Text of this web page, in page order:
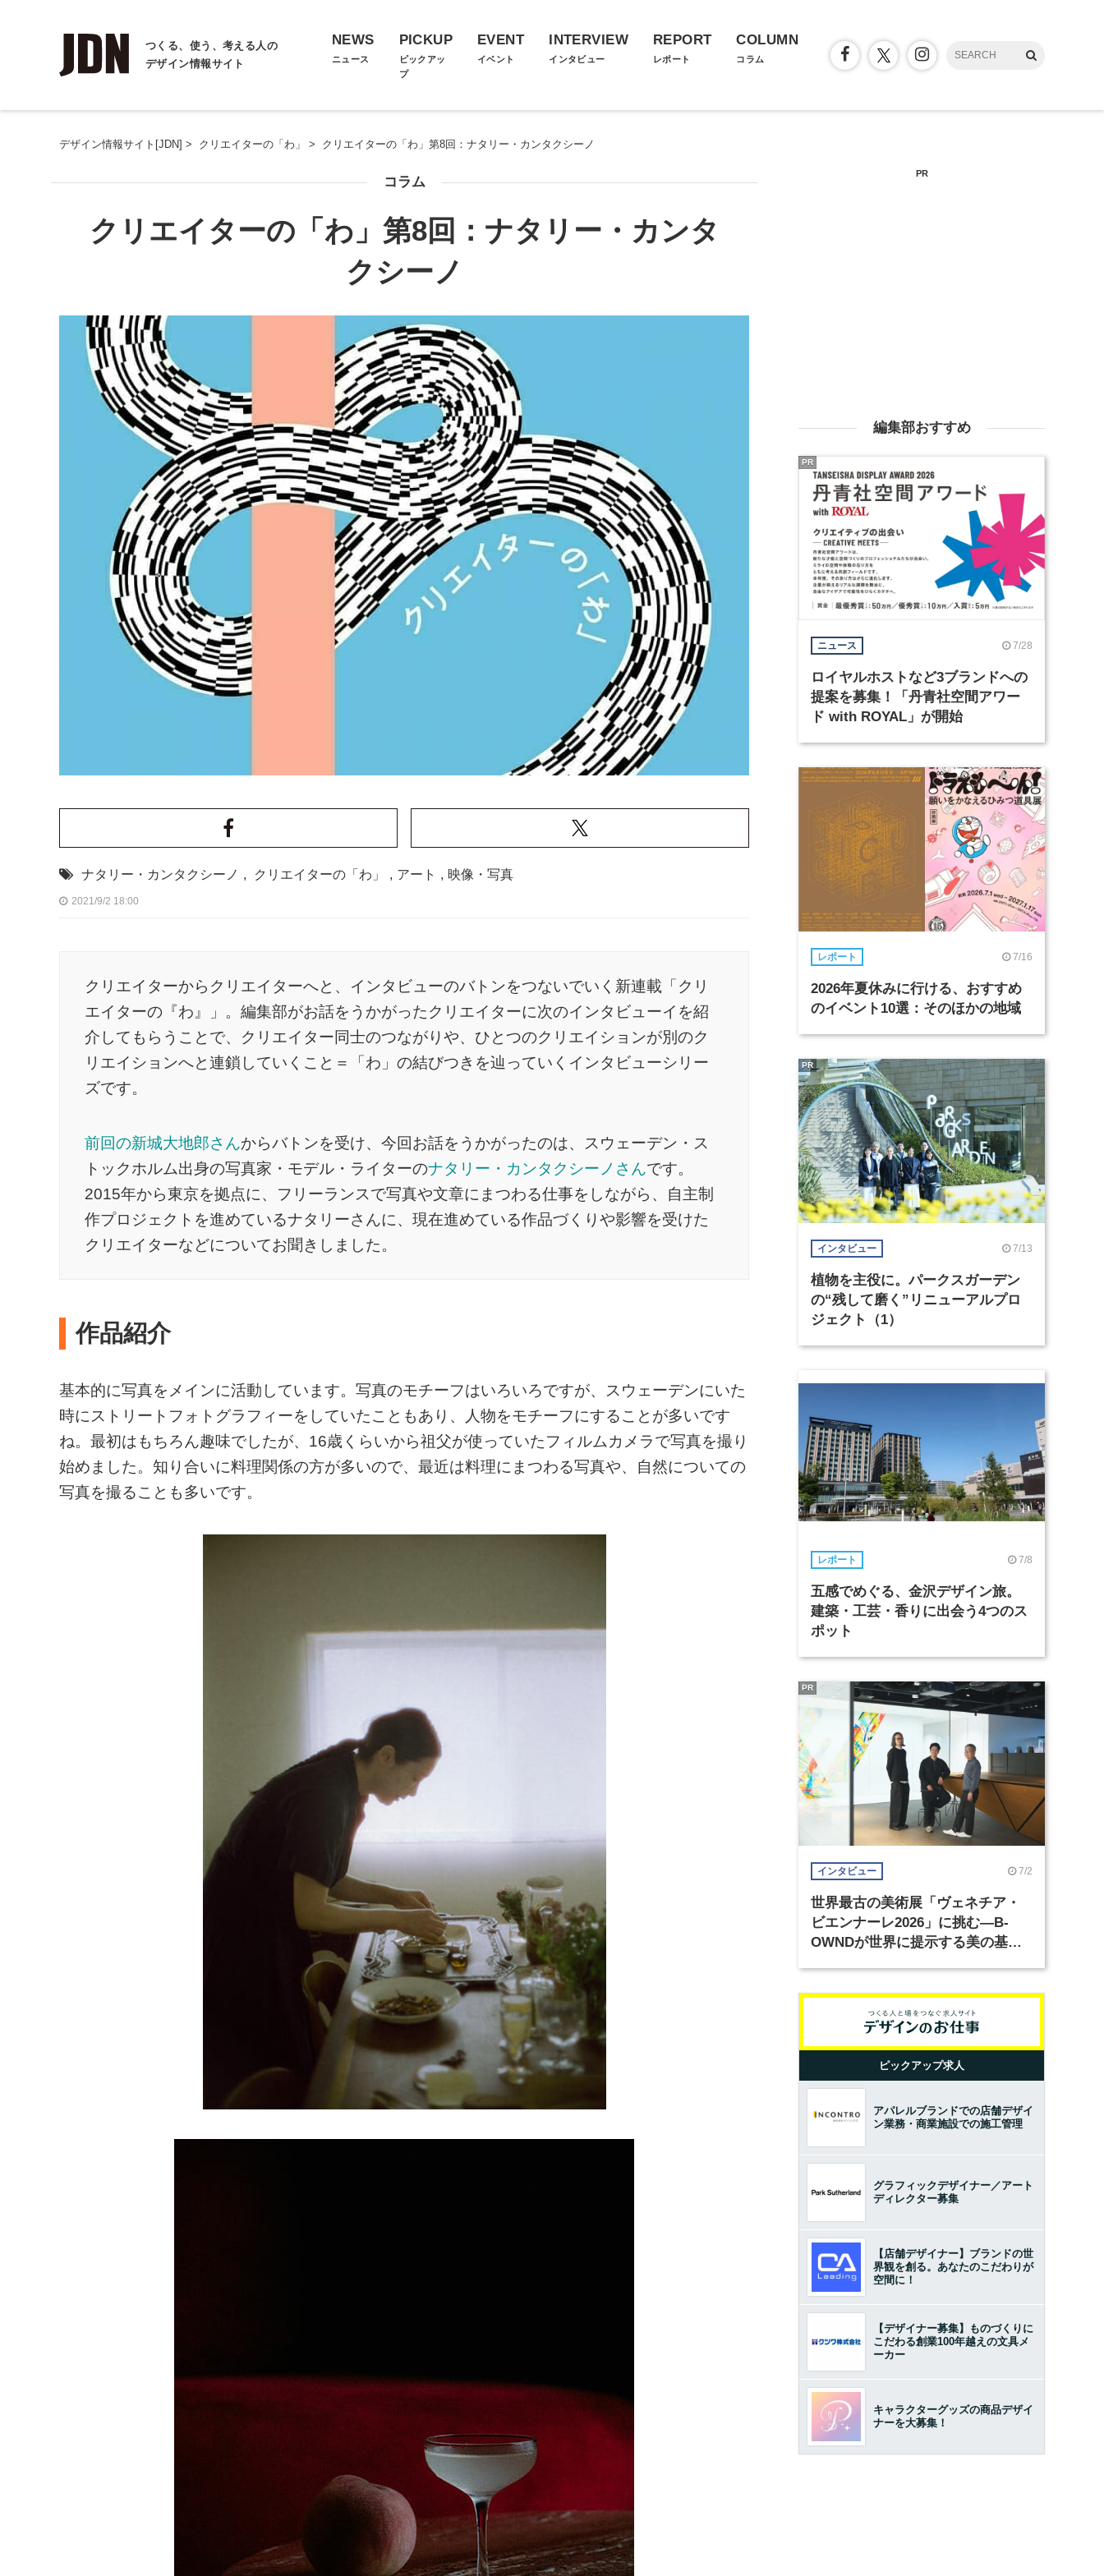
つくる、使う、考える人の
デザイン情報サイト
NEWS
ニュース
PICKUP
ピックアッ
プ
EVENT
イベント
INTERVIEW
インタビュー
REPORT
レポート
COLUMN
コラム
デザイン情報サイト[JDN] > クリエイターの「わ」 > クリエイターの「わ」第8回：ナタリー・カンタクシーノ
コラム
クリエイターの「わ」第8回：ナタリー・カンタ
クシーノ
ナタリー・カンタクシーノ , クリエイターの「わ」 , アート , 映像・写真
2021/9/2 18:00
クリエイターからクリエイターへと、インタビューのバトンをつないでいく新連載「クリ
エイターの『わ』」。編集部がお話をうかがったクリエイターに次のインタビューイを紹
介してもらうことで、クリエイター同士のつながりや、ひとつのクリエイションが別のク
リエイションへと連鎖していくこと＝「わ」の結びつきを辿っていくインタビューシリー
ズです。
前回の新城大地郎さんからバトンを受け、今回お話をうかがったのは、スウェーデン・ス
トックホルム出身の写真家・モデル・ライターのナタリー・カンタクシーノさんです。
2015年から東京を拠点に、フリーランスで写真や文章にまつわる仕事をしながら、自主制
作プロジェクトを進めているナタリーさんに、現在進めている作品づくりや影響を受けた
クリエイターなどについてお聞きしました。
作品紹介
基本的に写真をメインに活動しています。写真のモチーフはいろいろですが、スウェーデンにいた
時にストリートフォトグラフィーをしていたこともあり、人物をモチーフにすることが多いです
ね。最初はもちろん趣味でしたが、16歳くらいから祖父が使っていたフィルムカメラで写真を撮り
始めました。知り合いに料理関係の方が多いので、最近は料理にまつわる写真や、自然についての
写真を撮ることも多いです。
PR
編集部おすすめ
ニュース 7/28
ロイヤルホストなど3ブランドへの
提案を募集！「丹青社空間アワー
ド with ROYAL」が開始
PR
レポート 7/16
2026年夏休みに行ける、おすすめ
のイベント10選：そのほかの地域
インタビュー 7/13
植物を主役に。パークスガーデン
の“残して磨く”リニューアルプロ
ジェクト（1）
PR
レポート 7/8
五感でめぐる、金沢デザイン旅。
建築・工芸・香りに出会う4つのス
ポット
インタビュー 7/2
世界最古の美術展「ヴェネチア・
ビエンナーレ2026」に挑む―B-
OWNDが世界に提示する美の基準
PR
ピックアップ求人
アパレルブランドでの店舗デザイ
ン業務・商業施設での施工管理
グラフィックデザイナー／アート
ディレクター募集
【店舗デザイナー】ブランドの世
界観を創る。あなたのこだわりが
空間に！
【デザイナー募集】ものづくりに
こだわる創業100年越えの文具メ
ーカー
キャラクターグッズの商品デザイ
ナーを大募集！